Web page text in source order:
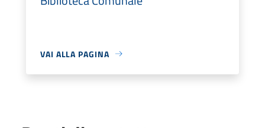
VAI ALLA PAGINA